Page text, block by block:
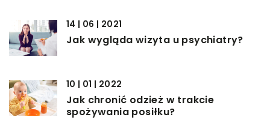
14 | 06 | 2021
Jak wygląda wizyta u psychiatry?
10 | 01 | 2022
Jak chronić odzież w trakcie
spożywania posiłku?